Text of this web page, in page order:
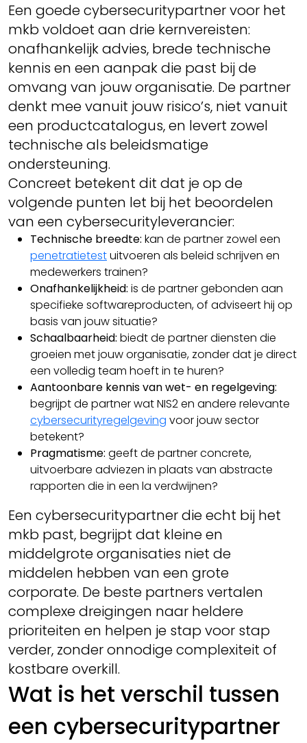
Een goede cybersecuritypartner voor het
mkb voldoet aan drie kernvereisten:
onafhankelijk advies, brede technische
kennis en een aanpak die past bij de
omvang van jouw organisatie. De partner
denkt mee vanuit jouw risico’s, niet vanuit
een productcatalogus, en levert zowel
technische als beleidsmatige
ondersteuning.
Concreet betekent dit dat je op de
volgende punten let bij het beoordelen
van een cybersecurityleverancier:
Technische breedte: kan de partner zowel een
penetratietestuitvoeren als beleid schrijven en
medewerkers trainen?
Onafhankelijkheid: is de partner gebonden aan
specifieke softwareproducten, of adviseert hij op
basis van jouw situatie?
Schaalbaarheid: biedt de partner diensten die
groeien met jouw organisatie, zonder dat je direct
een volledig team hoeft in te huren?
Aantoonbare kennis van wet- en regelgeving:
begrijpt de partner wat NIS2 en andere relevante
cybersecurityregelgeving voor jouw sector
betekent?
Pragmatisme: geeft de partner concrete,
uitvoerbare adviezen in plaats van abstracte
rapporten die in een la verdwijnen?
Een cybersecuritypartner die echt bij het
mkb past, begrijpt dat kleine en
middelgrote organisaties niet de
middelen hebben van een grote
corporate. De beste partners vertalen
complexe dreigingen naar heldere
prioriteiten en helpen je stap voor stap
verder, zonder onnodige complexiteit of
kostbare overkill.
Wat is het verschil tussen
een cybersecuritypartner